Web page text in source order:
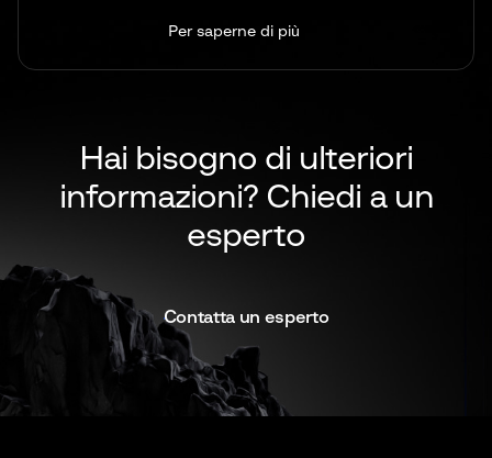
Per saperne di più
Hai bisogno di ulteriori
informazioni? Chiedi a un
esperto
Contatta un esperto